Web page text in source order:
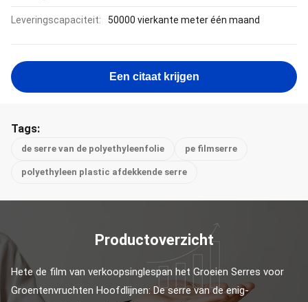
Leveringscapaciteit: 50000 vierkante meter één maand
Een citaat krijgen
Tags:
de serre van de polyethyleenfolie pe filmserre
polyethyleen plastic afdekkende serre
Productoverzicht
Hete de film van verkoopsinglespan het Groeien Serres voor
Groentenvruchten Hoofdlijnen: De serre van de enig-